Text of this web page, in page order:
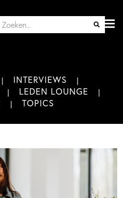
INTERVIEWS
LEDEN LOUNGE
TOPICS